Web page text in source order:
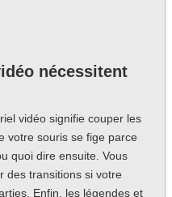
nécessitent
vidéo signifie couper les
votre souris se fige parce
quoi dire ensuite. Vous
des transitions si votre
Enfin, les légendes et